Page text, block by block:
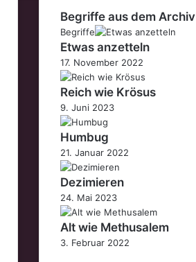
Begriffe aus dem Archiv
Begriffe
Etwas anzetteln
17. November 2022
Reich wie Krösus
9. Juni 2023
Humbug
21. Januar 2022
Dezimieren
24. Mai 2023
Alt wie Methusalem
3. Februar 2022